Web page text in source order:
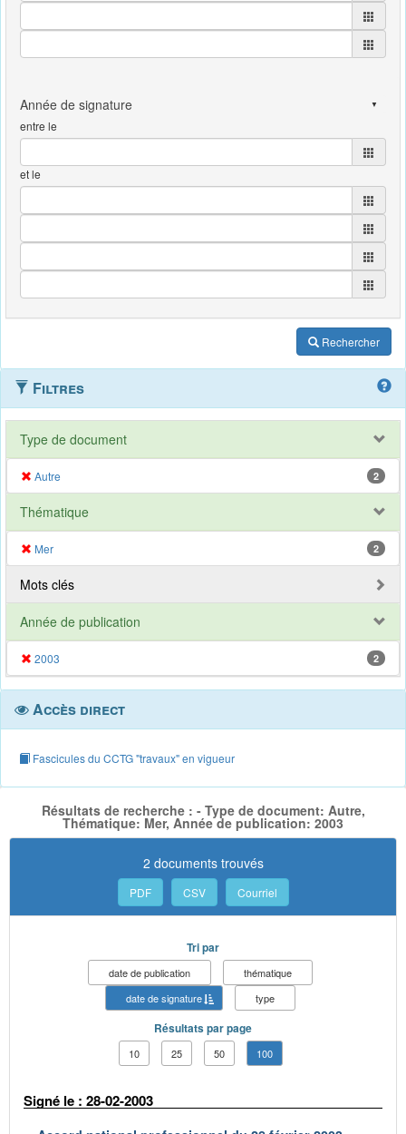
entre le
et le
Rechercher
Filtres
Type de document
Autre 2
Thématique
Mer 2
Mots clés
Année de publication
2003 2
Accès direct
Fascicules du CCTG "travaux" en vigueur
Résultats de recherche : - Type de document: Autre,
Thématique: Mer, Année de publication: 2003
2 documents trouvés
PDF CSV Courriel
Tri par
date de publication
thématique
date de signature
type
Résultats par page
10 25 50 100
Signé le : 28-02-2003